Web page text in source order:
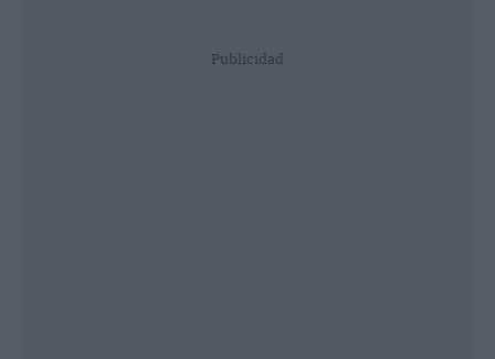
Publicidad